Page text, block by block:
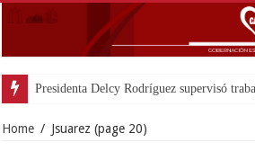
Carabobo part
Home / Jsuarez (page 20)